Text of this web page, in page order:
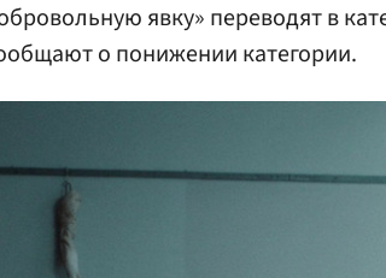
явку» переводят в
о понижении категории.